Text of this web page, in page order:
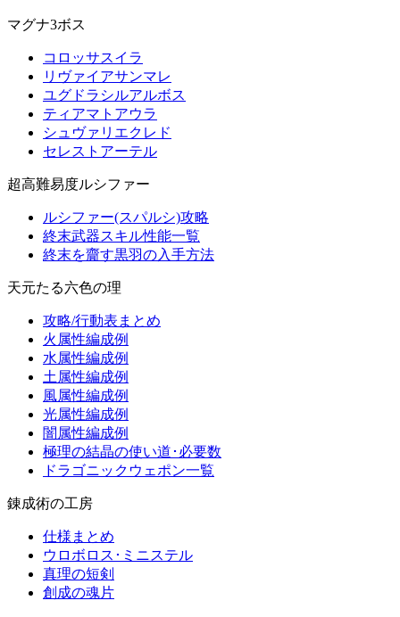
マグナ3ボス
コロッサスイラ
リヴァイアサンマレ
ユグドラシルアルボス
ティアマトアウラ
シュヴァリエクレド
セレストアーテル
超高難易度ルシファー
ルシファー(スパルシ)攻略
終末武器スキル性能一覧
終末を齎す黒羽の入手方法
天元たる六色の理
攻略/行動表まとめ
火属性編成例
水属性編成例
土属性編成例
風属性編成例
光属性編成例
闇属性編成例
極理の結晶の使い道･必要数
ドラゴニックウェポン一覧
錬成術の工房
仕様まとめ
ウロボロス･ミニステル
真理の短剣
創成の魂片